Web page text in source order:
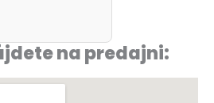
na predajni: